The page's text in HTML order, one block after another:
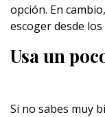
opción. En
escoger desde
Usa un
Si no sabes muy